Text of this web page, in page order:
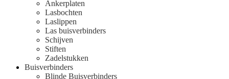
Ankerplaten
Lasbochten
Laslippen
Las buisverbinders
Schijven
Stiften
Zadelstukken
Buisverbinders
Blinde Buisverbinders